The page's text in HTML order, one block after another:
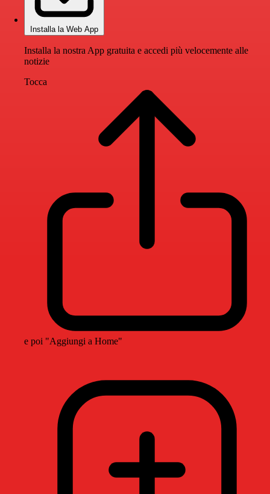
Installa la Web App
Installa la nostra App gratuita e accedi più velocemente alle
notizie
Tocca
e poi "Aggiungi a Home"